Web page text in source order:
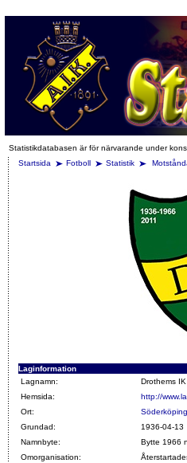
Statistikdatabasen är för närvarande under
Startsida
Fotboll Statistik
Laginformation
Lagnamn:
Drothems IK
Hemsida:
http://
Ort:
Söderköping
Grundad:
1936-04-13
Namnbyte:
Bytte 1966
Omorganisation: